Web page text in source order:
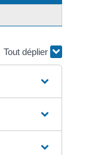
Tout déplier